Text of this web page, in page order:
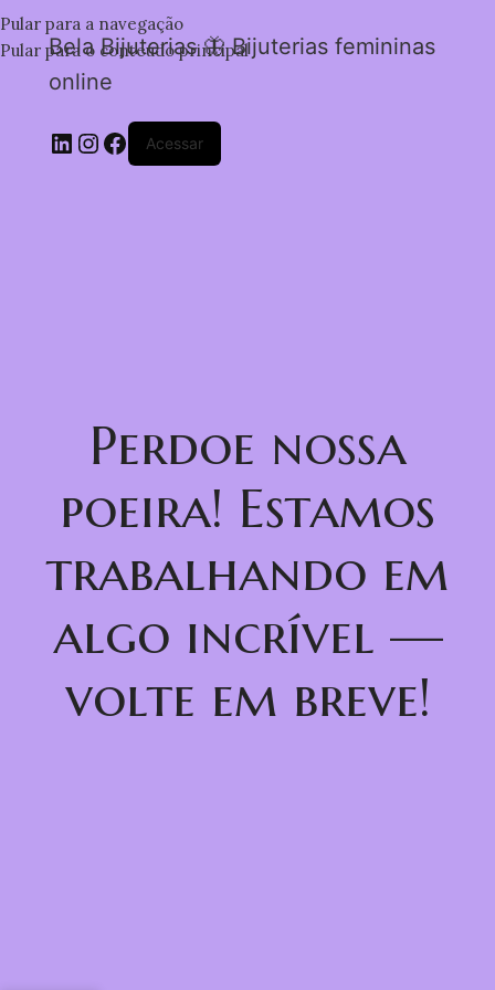
Pular para a navegação
Pular para o conteúdo principal
Bela Bijuterias 🦋 Bijuterias femininas
online
Acessar
Perdoe nossa
poeira! Estamos
trabalhando em
algo incrível —
volte em breve!